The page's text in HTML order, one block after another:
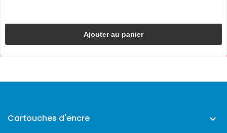
Ajouter au panier
Cartouches d'encre 